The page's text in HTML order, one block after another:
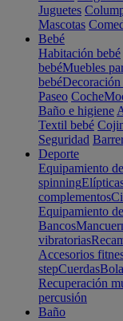
Juguetes
Mascotas
Bebé
Habitación bebé
bebéMuebles
bebéDecoración
Paseo Coche
Baño e higiene
Textil bebé
Seguridad
Deporte
Equipamiento
spinning
complementos
Equipamiento
Bancos
vibratorias
Accesorios
stepCuerdas
Recuperación
percusión
Baño